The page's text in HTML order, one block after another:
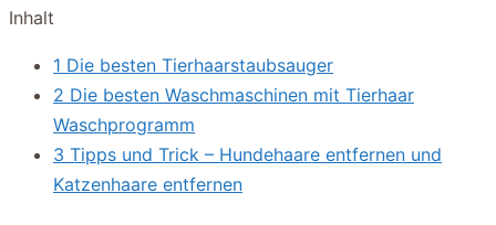
Inhalt
1 Die besten Tierhaarstaubsauger
2 Die besten Waschmaschinen mit Tierhaar
Waschprogramm
3 Tipps und Trick – Hundehaare entfernen und
Katzenhaare entfernen